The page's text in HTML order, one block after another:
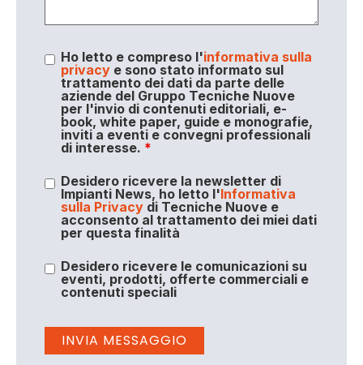
Ho letto e compreso l'informativa sulla
privacye sono stato informato sul
trattamento dei dati da parte delle
aziende del Gruppo Tecniche Nuove
per l'invio di contenuti editoriali, e-
book, white paper, guide e monografie,
inviti a eventi e convegni professionali
di interesse. *
Desidero ricevere la newsletter di
Impianti News, ho letto l'Informativa
sulla Privacydi Tecniche Nuove e
acconsento al trattamento dei miei dati
per questa finalità
Desidero ricevere le comunicazioni su
eventi, prodotti, offerte commerciali e
contenuti speciali